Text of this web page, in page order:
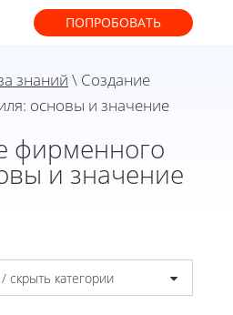
ПОПРОБОВАТЬ
знаний \ Создание
основы и значение
фирменного
и значение
скрыть категории